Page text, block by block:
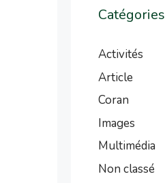
Catégories
Activités
Article
Coran
Images
Multimédia
Non classé